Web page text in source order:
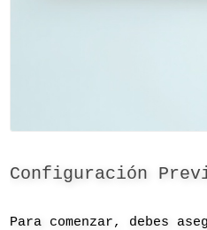
Configuración
Para comenzar, debes